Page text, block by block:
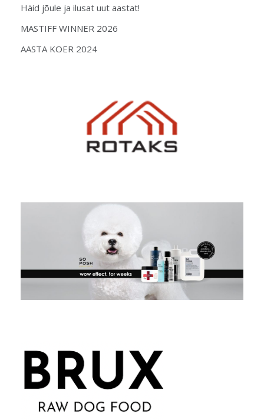
Häid jõule ja ilusat uut aastat!
MASTIFF WINNER 2026
AASTA KOER 2024